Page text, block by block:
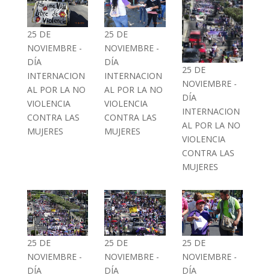
25 DE
NOVIEMBRE -
DÍA
INTERNACION
AL POR LA NO
VIOLENCIA
CONTRA LAS
MUJERES
25 DE
NOVIEMBRE -
DÍA
INTERNACION
AL POR LA NO
VIOLENCIA
CONTRA LAS
MUJERES
25 DE
NOVIEMBRE -
DÍA
INTERNACION
AL POR LA NO
VIOLENCIA
CONTRA LAS
MUJERES
25 DE
NOVIEMBRE -
DÍA
25 DE
NOVIEMBRE -
DÍA
25 DE
NOVIEMBRE -
DÍA